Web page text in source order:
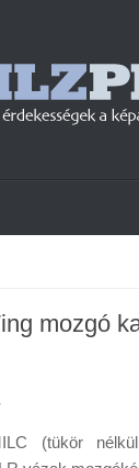
mozgó
(tükör nélküli